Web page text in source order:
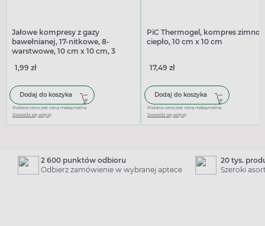
Jałowe kompresy z gazy
bawełnianej, 17-nitkowe, 8-
warstwowe, 10 cm x 10 cm, 3
1,99 zł
Dodaj do koszyka
Podana cena jest ceną maksymalną
Dowiedz się więcej
PiC Thermogel, kompres zimno-
ciepło, 10 cm x 10 cm
17,49 zł
Dodaj do koszyka
Podana cena jest ceną maksymalną
Dowiedz się więcej
2 600 punktów odbioru
Odbierz zamówienie w wybranej aptece
20 tys.
Szeroki